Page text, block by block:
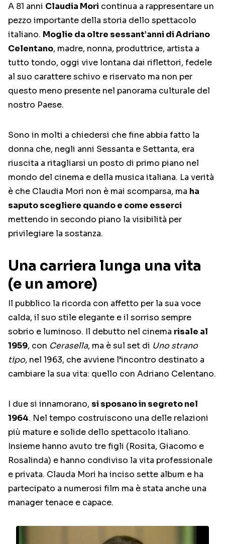
A 81 anni Claudia Mori continua a rappresentare un
pezzo importante della storia dello spettacolo
italiano. Moglie da oltre sessant’anni di Adriano
Celentano, madre, nonna, produttrice, artista a
tutto tondo, oggi vive lontana dai riflettori, fedele
al suo carattere schivo e riservato ma non per
questo meno presente nel panorama culturale del
nostro Paese.
Sono in molti a chiedersi che fine abbia fatto la
donna che, negli anni Sessanta e Settanta, era
riuscita a ritagliarsi un posto di primo piano nel
mondo del cinema e della musica italiana. La verità
è che Claudia Mori non è mai scomparsa, ma ha
saputo scegliere quando e come esserci
mettendo in secondo piano la visibilità per
privilegiare la sostanza.
Una carriera lunga una vita
(e un amore)
Il pubblico la ricorda con affetto per la sua voce
calda, il suo stile elegante e il sorriso sempre
sobrio e luminoso. Il debutto nel cinema risale al
1959, con Cerasella, ma è sul set di Uno strano
tipo, nel 1963, che avviene l’incontro destinato a
cambiare la sua vita: quello con Adriano Celentano.
I due si innamorano, si sposano in segreto nel
1964. Nel tempo costruiscono una delle relazioni
più mature e solide dello spettacolo italiano.
Insieme hanno avuto tre figli (Rosita, Giacomo e
Rosalinda) e hanno condiviso la vita professionale
e privata. Clauda Mori ha inciso sette album e ha
partecipato a numerosi film ma è stata anche una
manager tenace e capace.